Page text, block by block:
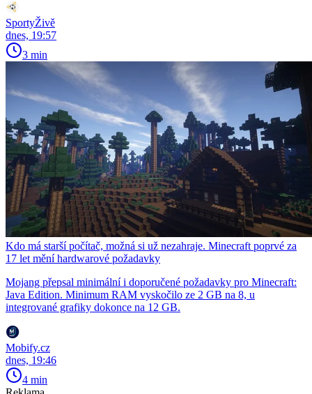
SportyŽivě
dnes, 19:57
3 min
Kdo má starší počítač, možná si už nezahraje. Minecraft poprvé za
17 let mění hardwarové požadavky
Mojang přepsal minimální i doporučené požadavky pro Minecraft:
Java Edition. Minimum RAM vyskočilo ze 2 GB na 8, u
integrované grafiky dokonce na 12 GB.
Mobify.cz
dnes, 19:46
4 min